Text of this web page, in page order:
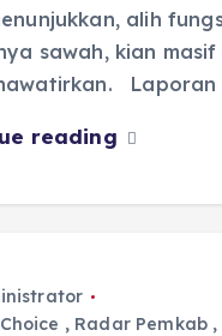
alih
sawah, kian
Laporan
reading
, Radar Pemkab ,